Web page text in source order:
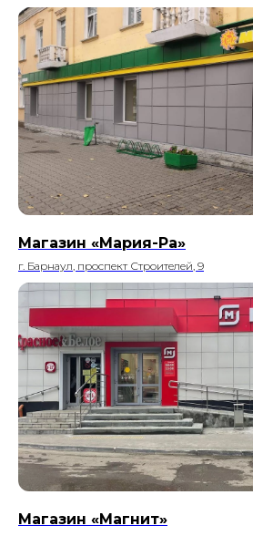
Магазин «Мария-Ра»
г. Барнаул, проспект Строителей, 9
Магазин «Магнит»